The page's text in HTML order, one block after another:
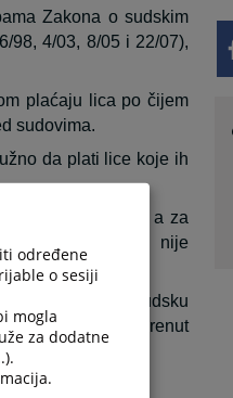
Zakona o sudskim
98, 4/03, 8/05 i 22/07),
plaćaju lica po čijem
sudovima.
da plati lice koje ih
predlagač, a za
u poravnanju nije
sredstvu, sudsku
interesu je pokrenut
određene
o sesiji
mogla
za dodatne